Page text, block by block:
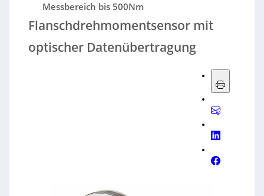
Messbereich bis 500Nm
Flanschdrehmomentsensor mit
optischer Datenübertragung